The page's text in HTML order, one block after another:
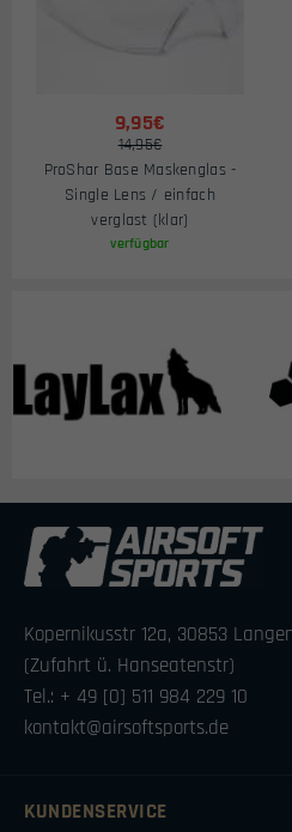
9,95€
14,95€
ProShar Base Maskenglas -
Single Lens / einfach
verglast (klar)
verfügbar
Kopernikusstr 12a, 30853
(Zufahrt ü. Hanseatenstr)
Tel.: + 49 [0] 511 984 229 10
kontakt@airsoftsports.de
KUNDENSERVICE